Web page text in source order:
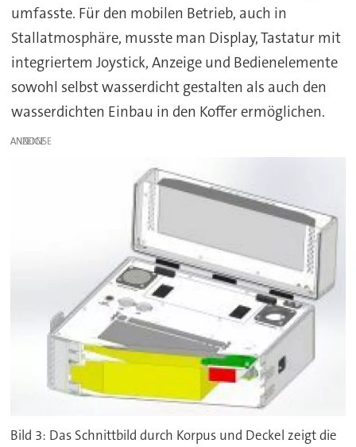
umfasste. Für den mobilen Betrieb, auch in
Stallatmosphäre, musste man Display, Tastatur mit
integriertem Joystick, Anzeige und Bedienelemente
sowohl selbst wasserdicht gestalten als auch den
wasserdichten Einbau in den Koffer ermöglichen.
ANZEIGE
Bild 3: Das Schnittbild durch Korpus und Deckel zeigt die